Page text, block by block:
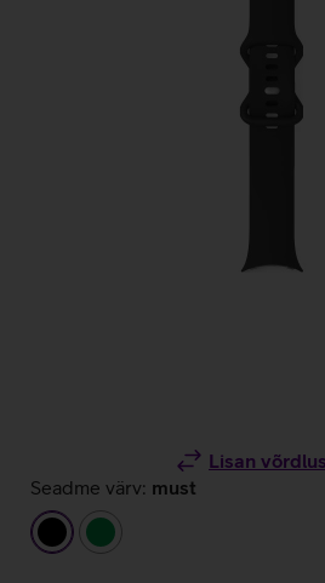
Lisan
Seadme värv: must
must
roheline